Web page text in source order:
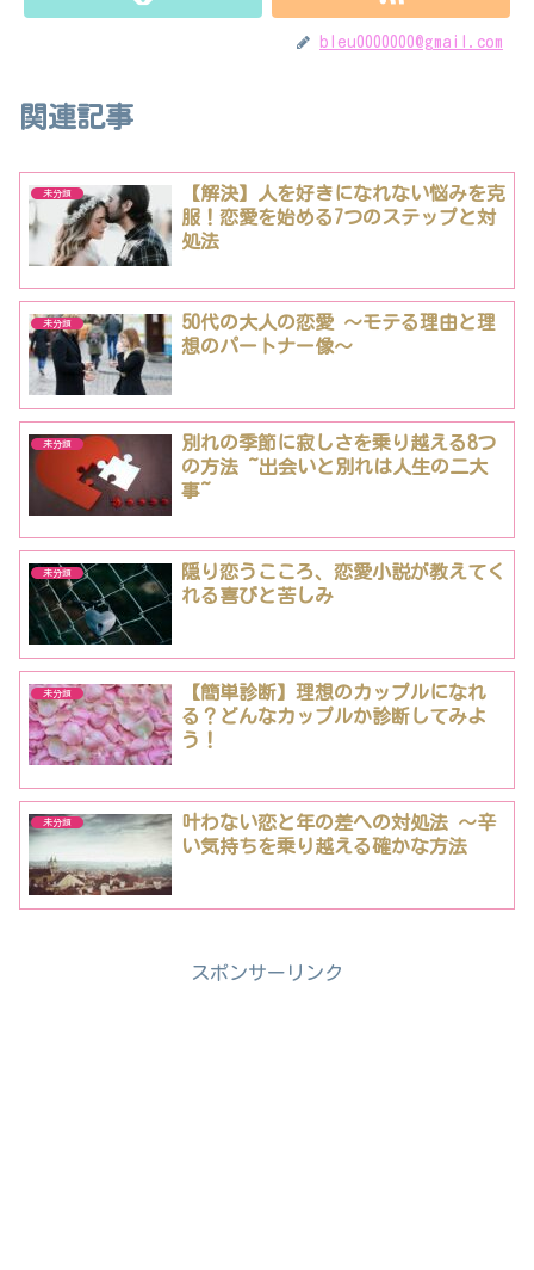
bleu0000000@gmail.com
関連記事
未分類
【解決】人を好きになれない悩みを克
服！恋愛を始める7つのステップと対
処法
未分類
50代の大人の恋愛 〜モテる理由と理
想のパートナー像〜
未分類
別れの季節に寂しさを乗り越える8つ
の方法 ~出会いと別れは人生の二大
事~
未分類
隠り恋うこころ、恋愛小説が教えてく
れる喜びと苦しみ
未分類
【簡単診断】理想のカップルになれ
る？どんなカップルか診断してみよ
う！
未分類
叶わない恋と年の差への対処法 〜辛
い気持ちを乗り越える確かな方法
スポンサーリンク